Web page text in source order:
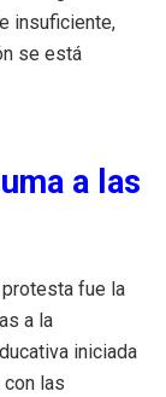
insuficiente,
se está
a las
fue la
a la
iniciada
las